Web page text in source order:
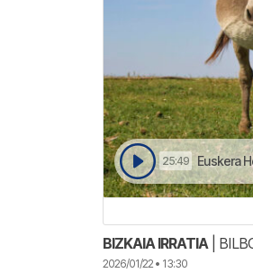
25:49 Euskera
BIZKAIA IRRATIA|
2026/01/22 • 13:30